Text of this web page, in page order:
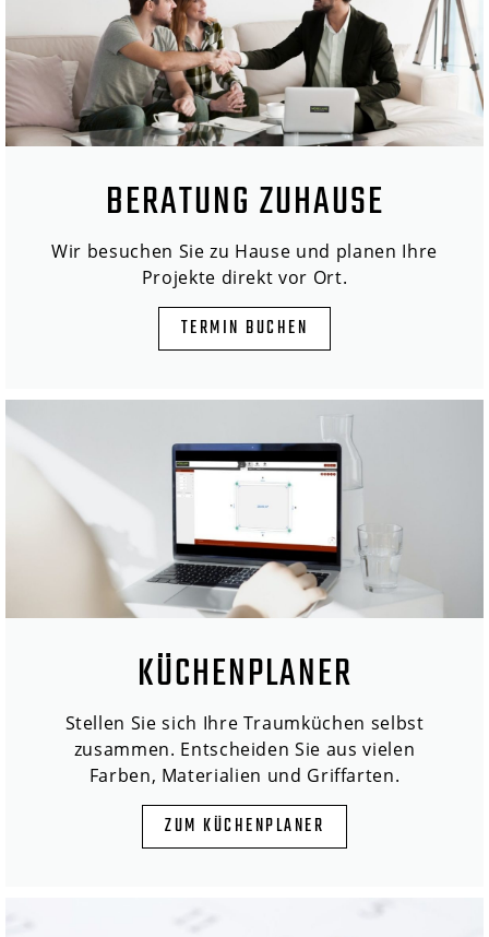
BERATUNG ZUHAUSE
Wir besuchen Sie zu Hause und planen Ihre
Projekte direkt vor Ort.
TERMIN BUCHEN
KÜCHENPLANER
Stellen Sie sich Ihre Traumküchen selbst
zusammen. Entscheiden Sie aus vielen
Farben, Materialien und Griffarten.
ZUM KÜCHENPLANER